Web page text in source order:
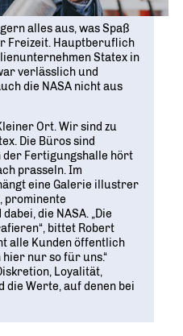
(DIHK)
(w³)
alles aus, was Spaß
Freizeit. Hauptberuflich
Statex in
verlässlich und
die NASA nicht aus
Ort. Wir sind zu
Die Büros sind
Fertigungshalle hört
prasseln. Im
eine Galerie illustrer
prominente
die NASA. „Die
bittet Robert
alle Kunden öffentlich
hier nur so für uns.“
Loyalität,
die Werte, auf denen bei